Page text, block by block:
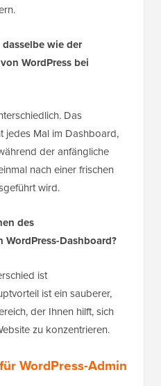
wie der
WordPress bei
Das
jedes Mal im Dashboard,
der anfängliche
nach einer frischen
wird.
des
Dashboard?
ist
ist ein sauberer,
der Ihnen hilft, sich
zu konzentrieren.
WordPress-Admin